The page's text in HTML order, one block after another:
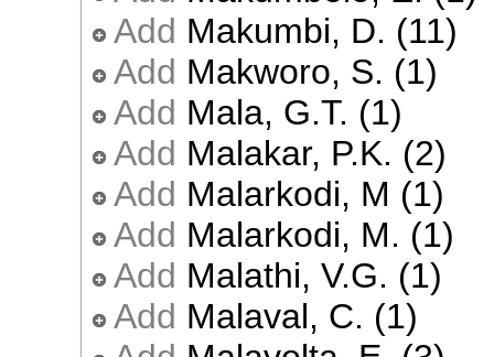
Add Makumbi, D. (11)
Add Makworo, S. (1)
Add Mala, G.T. (1)
Add Malakar, P.K. (2)
Add Malarkodi, M (1)
Add Malarkodi, M. (1)
Add Malathi, V.G. (1)
Add Malaval, C. (1)